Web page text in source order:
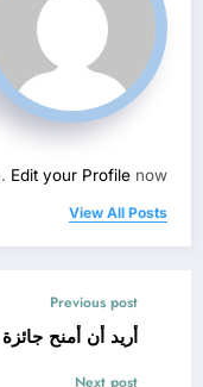
Edit your Profile now.
View All Posts
Previous post
أريد أن أمنح جائزة
Next post